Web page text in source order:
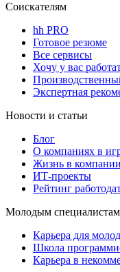
Соискателям
hh PRO
Готовое резюме
Все сервисы
Хочу у вас
Экспертная
Новости и статьи
Блог
О компаниях в
Жизнь в компании
ИТ-проекты
Рейтинг
Молодым специалистам
Карьера для
Школа
Карьера в